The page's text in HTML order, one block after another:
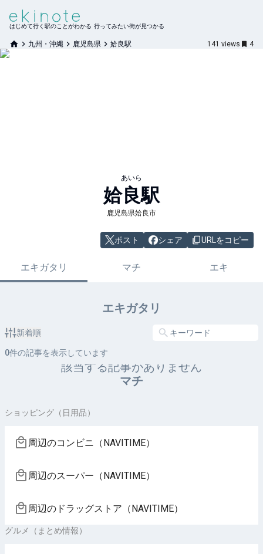
はじめて行く駅のことがわかる 行ってみたい街が見つかる
九州・沖縄 鹿児島県 姶良駅 141 views 4
あいら
姶良駅
鹿児島県姶良市
ポスト シェア URLをコピー
エキガタリ マチ エキ
エキガタリ
新着順
0件の記事を表示しています
該当する記事がありません
マチ
ショッピング（日用品）
周辺のコンビニ（NAVITIME）
周辺のスーパー（NAVITIME）
周辺のドラッグストア（NAVITIME）
グルメ（まとめ情報）